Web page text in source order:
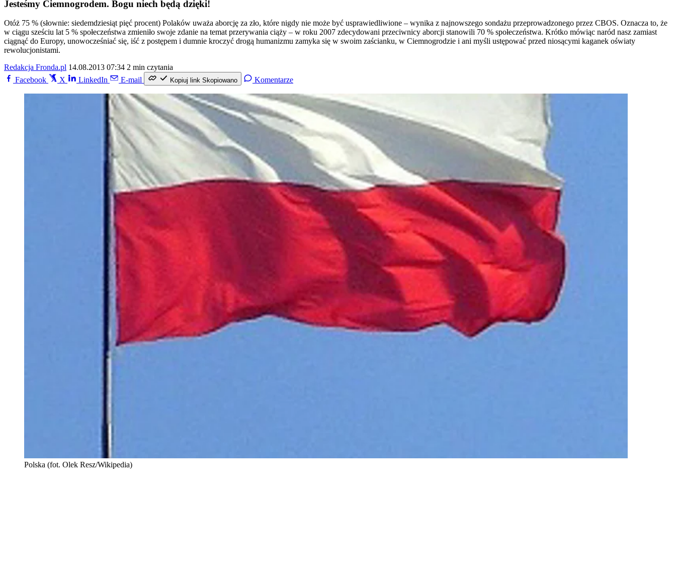
Jesteśmy Ciemnogrodem. Bogu niech będą dzięki!
Otóż 75 % (słownie: siedemdziesiąt pięć procent) Polaków uważa aborcję za zło, które nigdy nie może być usprawiedliwione – wynika z najnowszego sondażu przeprowadzonego przez CBOS. Oznacza to, że
w ciągu sześciu lat 5 % społeczeństwa zmieniło swoje zdanie na temat przerywania ciąży – w roku 2007 zdecydowani przeciwnicy aborcji stanowili 70 % społeczeństwa. Krótko mówiąc naród nasz zamiast
ciągnąć do Europy, unowocześniać się, iść z postępem i dumnie kroczyć drogą humanizmu zamyka się w swoim zaścianku, w Ciemnogrodzie i ani myśli ustępować przed niosącymi kaganek oświaty
rewolucjonistami.
Redakcja Fronda.pl 14.08.2013 07:34 2 min czytania
Facebook
X LinkedIn E-mail Kopiuj link Skopiowano Komentarze
Polska (fot. Olek Resz/Wikipedia)